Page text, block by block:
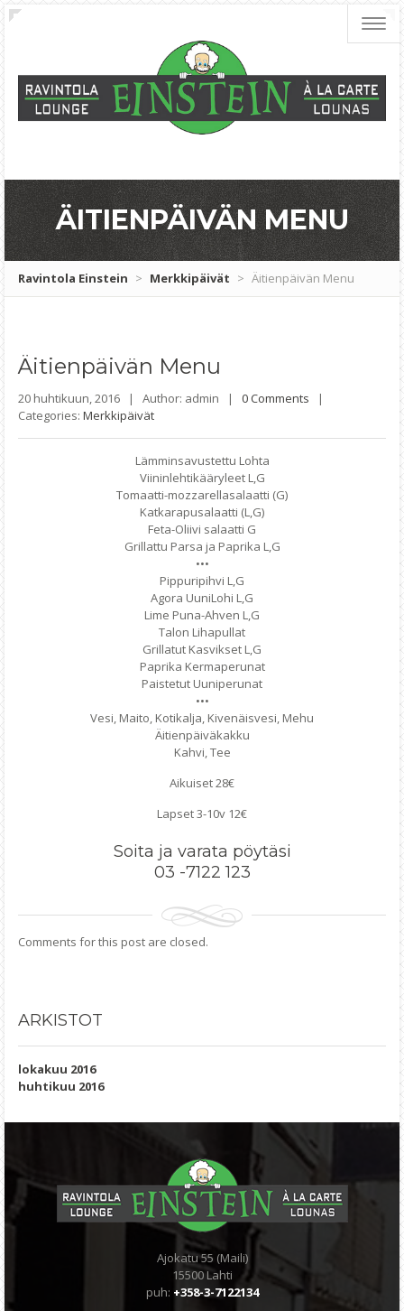
ÄITIENPÄIVÄN MENU
Ravintola Einstein > Merkkipäivät > Äitienpäivän Menu
Äitienpäivän Menu
20 huhtikuun, 2016 | Author: admin | 0 Comments |
Categories: Merkkipäivät
Lämminsavustettu Lohta
Viininlehtikääryleet L,G
Tomaatti-mozzarellasalaatti (G)
Katkarapusalaatti (L,G)
Feta-Oliivi salaatti G
Grillattu Parsa ja Paprika L,G
•••
Pippuripihvi L,G
Agora UuniLohi L,G
Lime Puna-Ahven L,G
Talon Lihapullat
Grillatut Kasvikset L,G
Paprika Kermaperunat
Paistetut Uuniperunat
•••
Vesi, Maito, Kotikalja, Kivenäisvesi, Mehu
Äitienpäiväkakku
Kahvi, Tee
Aikuiset 28€
Lapset 3-10v 12€
Soita ja varata pöytäsi
03 -7122 123
Comments for this post are closed.
ARKISTOT
lokakuu 2016
huhtikuu 2016
Ajokatu 55 (Maili)
15500 Lahti
puh: +358-3-7122134